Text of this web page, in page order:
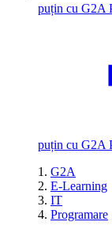
puțin cu G2A
puțin cu G2A
G2A
E-Learning
IT
Programare